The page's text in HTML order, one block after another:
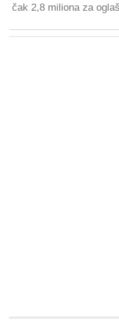
čak 2,8 miliona za